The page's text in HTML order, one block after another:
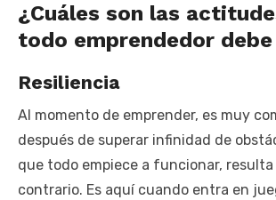
¿Cuáles son las
todo emprendedor
Resiliencia
Al momento de emprender, es muy
después de superar infinidad de
que todo empiece a funcionar,
contrario. Es aquí cuando entra en